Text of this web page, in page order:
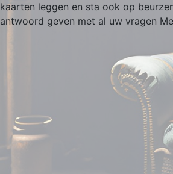
kaarten leggen en sta ook op
antwoord geven met al uw vragen